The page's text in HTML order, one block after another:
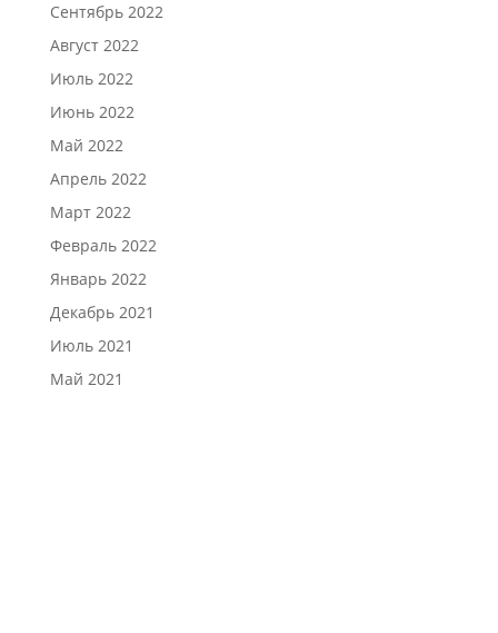
Сентябрь 2022
Август 2022
Июль 2022
Июнь 2022
Май 2022
Апрель 2022
Март 2022
Февраль 2022
Январь 2022
Декабрь 2021
Июль 2021
Май 2021